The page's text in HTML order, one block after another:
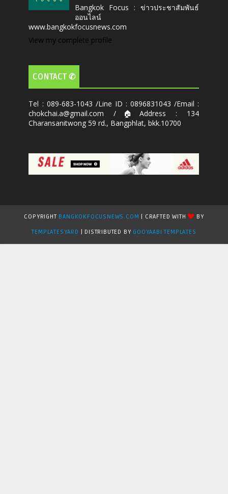
Bangkok Focus : ข่าวประชาสัมพันธ์
ออนไลน์
www.bangkokfocusnews.com
View my complete profile
CONTACT ✆
Tel : 089-683-1043 /Line ID : 0896831043 /Email :
chokchai.a@gmail.com /🏠Address : 134
Charansanitwong 59 rd., Bangphlat, bkk.10700
COPYRIGHT BANGKOKFOCUSNEWS.COM | CRAFTED WITH
BY
TEMPLATESYARD | DISTRIBUTED BY GOOYAABI TEMPLATES